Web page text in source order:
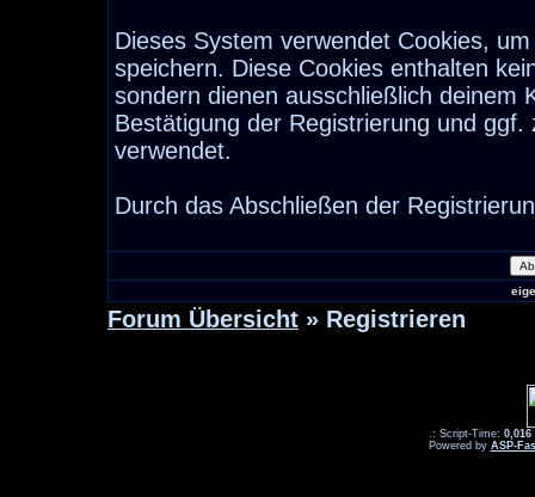
Dieses System verwendet Cookies,
speichern. Diese Cookies enthalten
sondern dienen ausschließlich deinem
Bestätigung der Registrierung und
verwendet.
Durch das Abschließen der
Forum Übersicht » Registrieren
.: Script-Time: 0,016
Powered by ASP-